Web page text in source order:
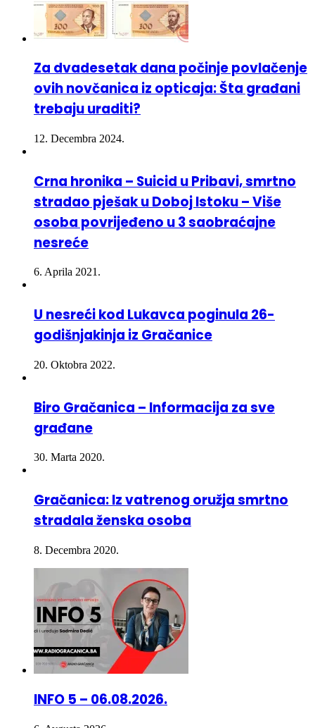
Za dvadesetak dana počinje povlačenje
ovih novčanica iz opticaja: Šta građani
trebaju uraditi?
12. Decembra 2024.
stradao pješak u Doboj Istoku – Više
osoba povrijeđeno u 3 saobraćajne
nesreće
6. Aprila 2021.
godišnjakinja iz Gračanice
20. Oktobra 2022.
građane
30. Marta 2020.
stradala ženska osoba
8. Decembra 2020.
INFO 5 – 06.08.2026.
6. Avgusta 2026.